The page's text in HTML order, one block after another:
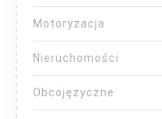
Motoryzacja
Nieruchomości
Obcojęzyczne